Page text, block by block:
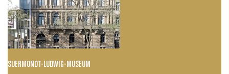
SUERMONDT-LUDWIG-MUSEUM